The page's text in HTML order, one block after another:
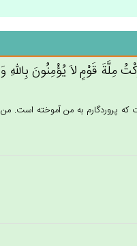
مِلَّة‌َ قَوْم‌ٍ لاَ يُؤْمِنُون‌َ بِالله‌ِ وَ
كه پروردگارم به من آموخته است. من